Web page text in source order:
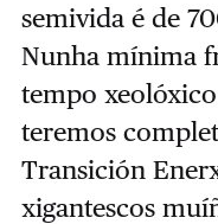
semivida é de
Nunha mínima
tempo
teremos
Transición
xigantescos